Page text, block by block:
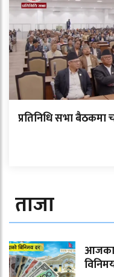
प्रतिनिधि सभा बैठकमा
ताजा
आजका